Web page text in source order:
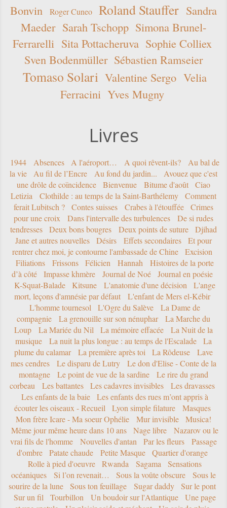
Bonvin
Roger Cuneo Roland Stauffer Sandra
Maeder Sarah Tschopp Simona Brunel-
Ferrarelli Sita Pottacheruva Sophie Colliex
Sven Bodenmüller Sébastien Ramseier
Tomaso Solari Valentine Sergo Velia
Ferracini Yves Mugny
Livres
1944 Absences A l'aéroport… A quoi rêvent-ils?
Au bal de
la vie
Au fil de l’Encre Au fond du jardin...
Avouez que c'est
une drôle de coïncidence
Bienvenue Bitume d'août
Ciao
Letizia
Clothilde : au temps de la Saint-Barthélemy
Comment
ferait Lubitsch ?
Contes suisses Crabes à l'étouffée
Crimes
pour une croix
Dans l'intervalle des turbulences
De si rudes
tendresses
Deux bons bougres Deux points de suture
Djihad
Jane et autres nouvelles
Désirs Effets secondaires
Et pour
rentrer chez moi, je contourne l'ambassade de Chine
Excision
Filiations
Frissons Félicien Hannah
Histoires de la porte
d’à côté
Impasse khmère Journal de Noé
Journal en poésie
K-Squat-Balade
Kitsune L'anatomie d'une décision
L'ange
mort, leçons d'amnésie par défaut
L'enfant de Mers el-Kébir
L'homme tournesol
L'Ogre du Salève
La Dame de
compagnie
La grenouille sur son nénuphar
La Marche du
Loup
La Mariée du Nil La mémoire effacée
La Nuit de la
musique
La nuit la plus longue : au temps de l'Escalade
La
plume du calamar
La première après toi La Rôdeuse
Lave
mes cendres
Le disparu de Lutry
Le don d'Elise - Conte de la
montagne
Le point de vue de la sardine
Le rire du grand
corbeau
Les battantes Les cadavres invisibles
Les dravasses
Les enfants de la baie
Les enfants des rues m’ont appris à
écouter les oiseaux - Recueil
Lyon simple filature
Masques
Mon frère Icare - Ma soeur Ophélie
Mur invisible
Musica!
Même jour même heure dans 10 ans
Nage libre
Nazarov ou le
vrai fils de l'homme
Nouvelles d'antan Par les fleurs
Passage
d'ombre
Patate chaude Petite Masque
Quartier d'orange
Rolle à pied d'oeuvre
Rwanda Sagama
Sensations
océaniques
Si l’on revenait… Sous la voûte obscure
Sous le
sourire de la lune
Sous ton feuillage Sugar daddy
Sur le pont
Sur un fil
Tourbillon Un boudoir sur l'Atlantique
Une page